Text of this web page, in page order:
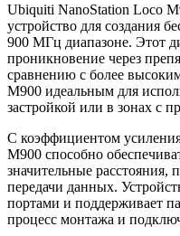
Ubiquiti NanoStation Loco
устройство для создания
900 МГц диапазоне. Этот
проникновение через
сравнению с более
M900 идеальным для
застройкой или в зонах с
С коэффициентом
M900 способно
значительные расстояния,
передачи данных.
портами и поддерживает
процесс монтажа и